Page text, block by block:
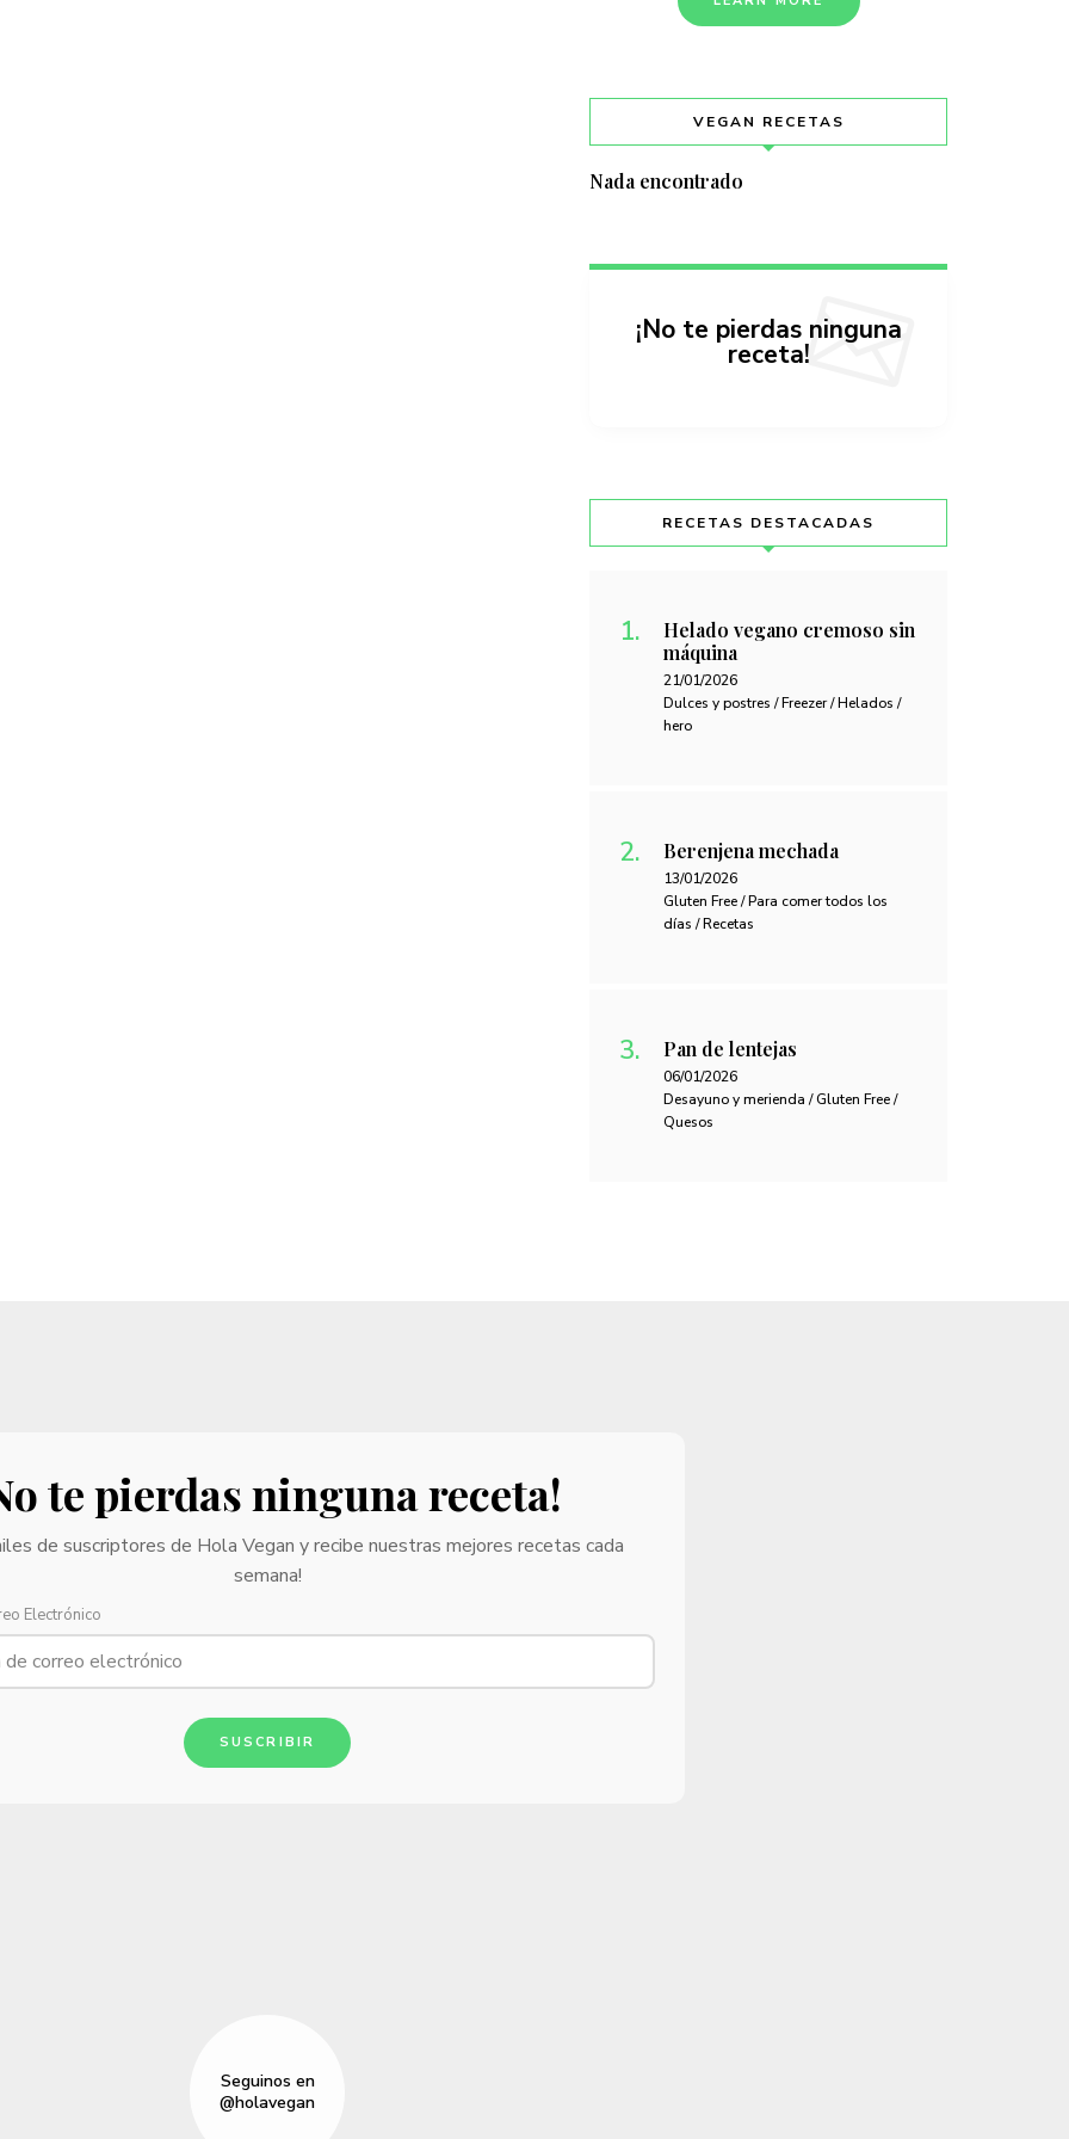
VEGAN RECETAS
Nada encontrado
¡No te pierdas ninguna
receta!
RECETAS DESTACADAS
Helado vegano cremoso sin
máquina
21/01/2026
Dulces y postres / Freezer / Helados /
hero
Berenjena mechada
13/01/2026
Gluten Free / Para comer todos los
días / Recetas
Pan de lentejas
06/01/2026
Desayuno y merienda / Gluten Free /
Quesos
te pierdas ninguna receta!
de suscriptores de Hola Vegan y recibe nuestras mejores recetas cada
semana!
Electrónico
SUSCRIBIR
Seguinos en
@holavegan